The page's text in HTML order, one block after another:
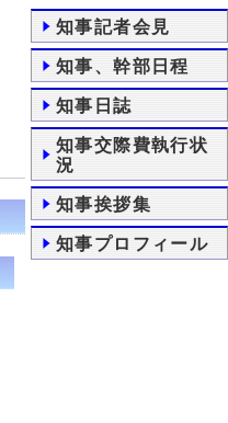
知事記者会見
知事、幹部日程
知事日誌
知事交際費執行状
況
知事挨拶集
知事プロフィール